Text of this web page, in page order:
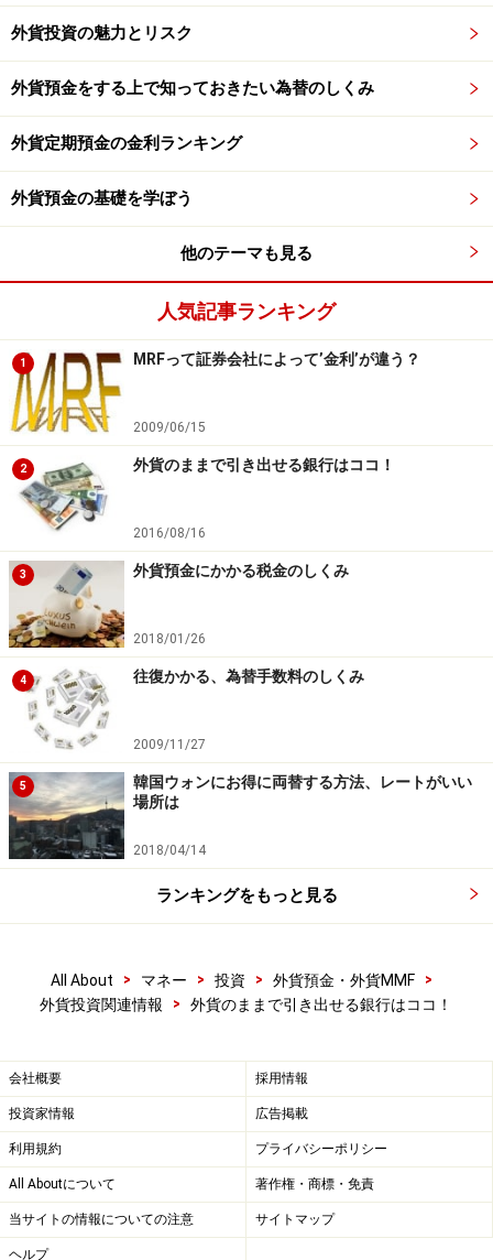
カードは頻繁に外貨を引き出す人に向く
カードは旅行に欠かせないツール。上手に利用したいですね
外貨を引き出す際は、キャッシュの引き出し手数料や、
トラベラーズチェック（T/C）やカードの発行手数料な
どの形でコストを負担することになります。
特にクレジットカードやキャッシュカードの場合、申し
込み時には発行手数料、持っている間は年会費、使用時
には使用料や決済手数料とバラバラにコストが生じるの
で、基本的には何度も繰り返し使う人向き。例えば、ソ
ニー銀行の「二通貨決済機能付きカード」の場合、発行
手数料は無料、年会費5250円、使用時の手数料は無料
（円と米ドルの場合）となっています。
外貨預金以外でも現金での引き出しは可能
今回は外貨預金を取り上げましたが、外貨建ての金融商
品として外貨建てMMFやFXを利用している人も少なくあ
りません。取引している金融機関では外貨のままで引き
出すことができなくても、外貨のままで引き出すことの
できる他の金融機関へ送金できる場合がありますし、FX
では外貨現金を空港で受け取ることのできるサービスを
行っている会社もあります（「
替術」もあわせてご覧ください）。
外貨預金とは？外貨預金のメリットとデメリット
外貨預金の「為替手数料」のしくみ
い。
本記事の内容は一般的な情報提供を目的としており、特定の金融
商品や投資行動を推奨するものではありません。
投資や資産運用に関する最終的なご判断はご自身の責任において
行ってください。
掲載情報の正確性・完全性については十分に配慮しております
が、その内容を保証するものではなく、これに基づく損失・損害
などについて当社は一切の責任を負いません。
最新の情報や詳細については、必ず各金融機関やサービス提供者
の公式情報をご確認ください。
外貨投資の魅力とリスク
外貨預金をする上で知っておきたい為替のしくみ
外貨定期預金の金利ランキング
外貨預金の基礎を学ぼう
他のテーマも見る
人気記事ランキング
1 MRFって証券会社によって’金利’が違う？
2009/06/15
2 外貨のままで引き出せる銀行はココ！
2016/08/16
3 外貨預金にかかる税金のしくみ
2018/01/26
4 往復かかる、為替手数料のしくみ
2009/11/27
5
韓国ウォンにお得に両替する方法、レートがいい
場所は
2018/04/14
ランキングをもっと見る
All About > マネー > 投資 > 外貨預金・外貨MMF
>
外貨投資関連情報
> 外貨のままで引き出せる銀行はココ！
会社概要 採用情報
投資家情報 広告掲載
利用規約 プライバシーポリシー
All Aboutについて 著作権・商標・免責
当サイトの情報についての注意 サイトマップ
ヘルプ